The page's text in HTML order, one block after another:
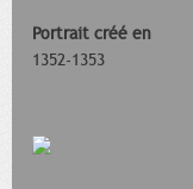
Portrait créé en
1352-1353